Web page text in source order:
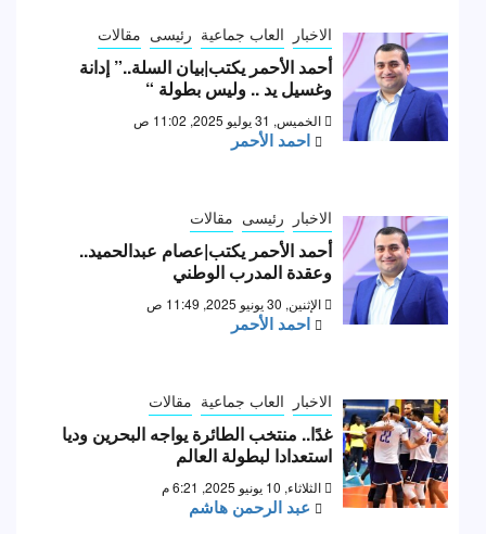
الاخبار العاب جماعية رئيسى مقالات
أحمد الأحمر يكتب|بيان السلة..” إدانة
وغسيل يد .. وليس بطولة “
الخميس, 31 يوليو 2025, 11:02 ص
احمد الأحمر
الاخبار رئيسى مقالات
أحمد الأحمر يكتب|عصام عبدالحميد..
وعقدة المدرب الوطني
الإثنين, 30 يونيو 2025, 11:49 ص
احمد الأحمر
الاخبار العاب جماعية مقالات
غدًا.. منتخب الطائرة يواجه البحرين وديا
استعدادا لبطولة العالم
الثلاثاء, 10 يونيو 2025, 6:21 م
عبد الرحمن هاشم